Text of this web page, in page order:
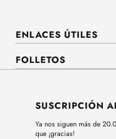
ENLACES ÚTILES
FOLLETOS
SUSCRIPCIÓN
Ya nos siguen más de
que ¡gracias!